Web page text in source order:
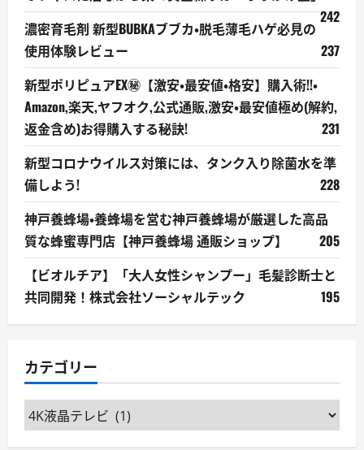
242
濃密育毛剤 新型BUBKAブブカ・脱毛薄毛ハゲ必見の
使用体験レビュー
237
新型ポリピュアEX㊙【激安・最安値・格安】購入術!!・
Amazon,楽天,ヤフオク,公式通販,激安・最安値極め(解約,
返金含め)お得購入する秘訣!
231
新型コロナウイルス対策には、タンク入り除菌水を準
備しよう!
228
神戸養蜂場・養蜂場を営む神戸養蜂場が厳選した高品
質な蜂蜜専門店【神戸養蜂場 通販ショップ】
205
【ビオルチア】「大人女性シャンプー」毛髪診断士と
共同開発！株式会社ソーシャルテック
195
カテゴリー
カ
テ